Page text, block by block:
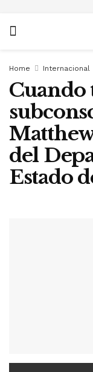
Home Internacional
Cuando
del
Estado